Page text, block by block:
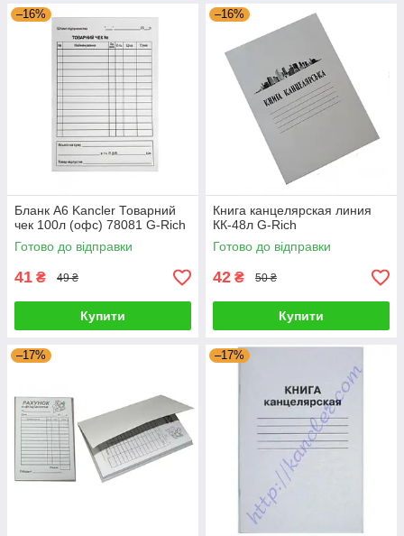
–16%
Бланк А6 Kancler Товарний
чек 100л (офс) 78081 G-Rich
Готово до відправки
41 ₴ 49 ₴
Купити
–16%
Книга канцелярская линия
КК-48л G-Rich
Готово до відправки
42 ₴ 50 ₴
Купити
–17% –17%